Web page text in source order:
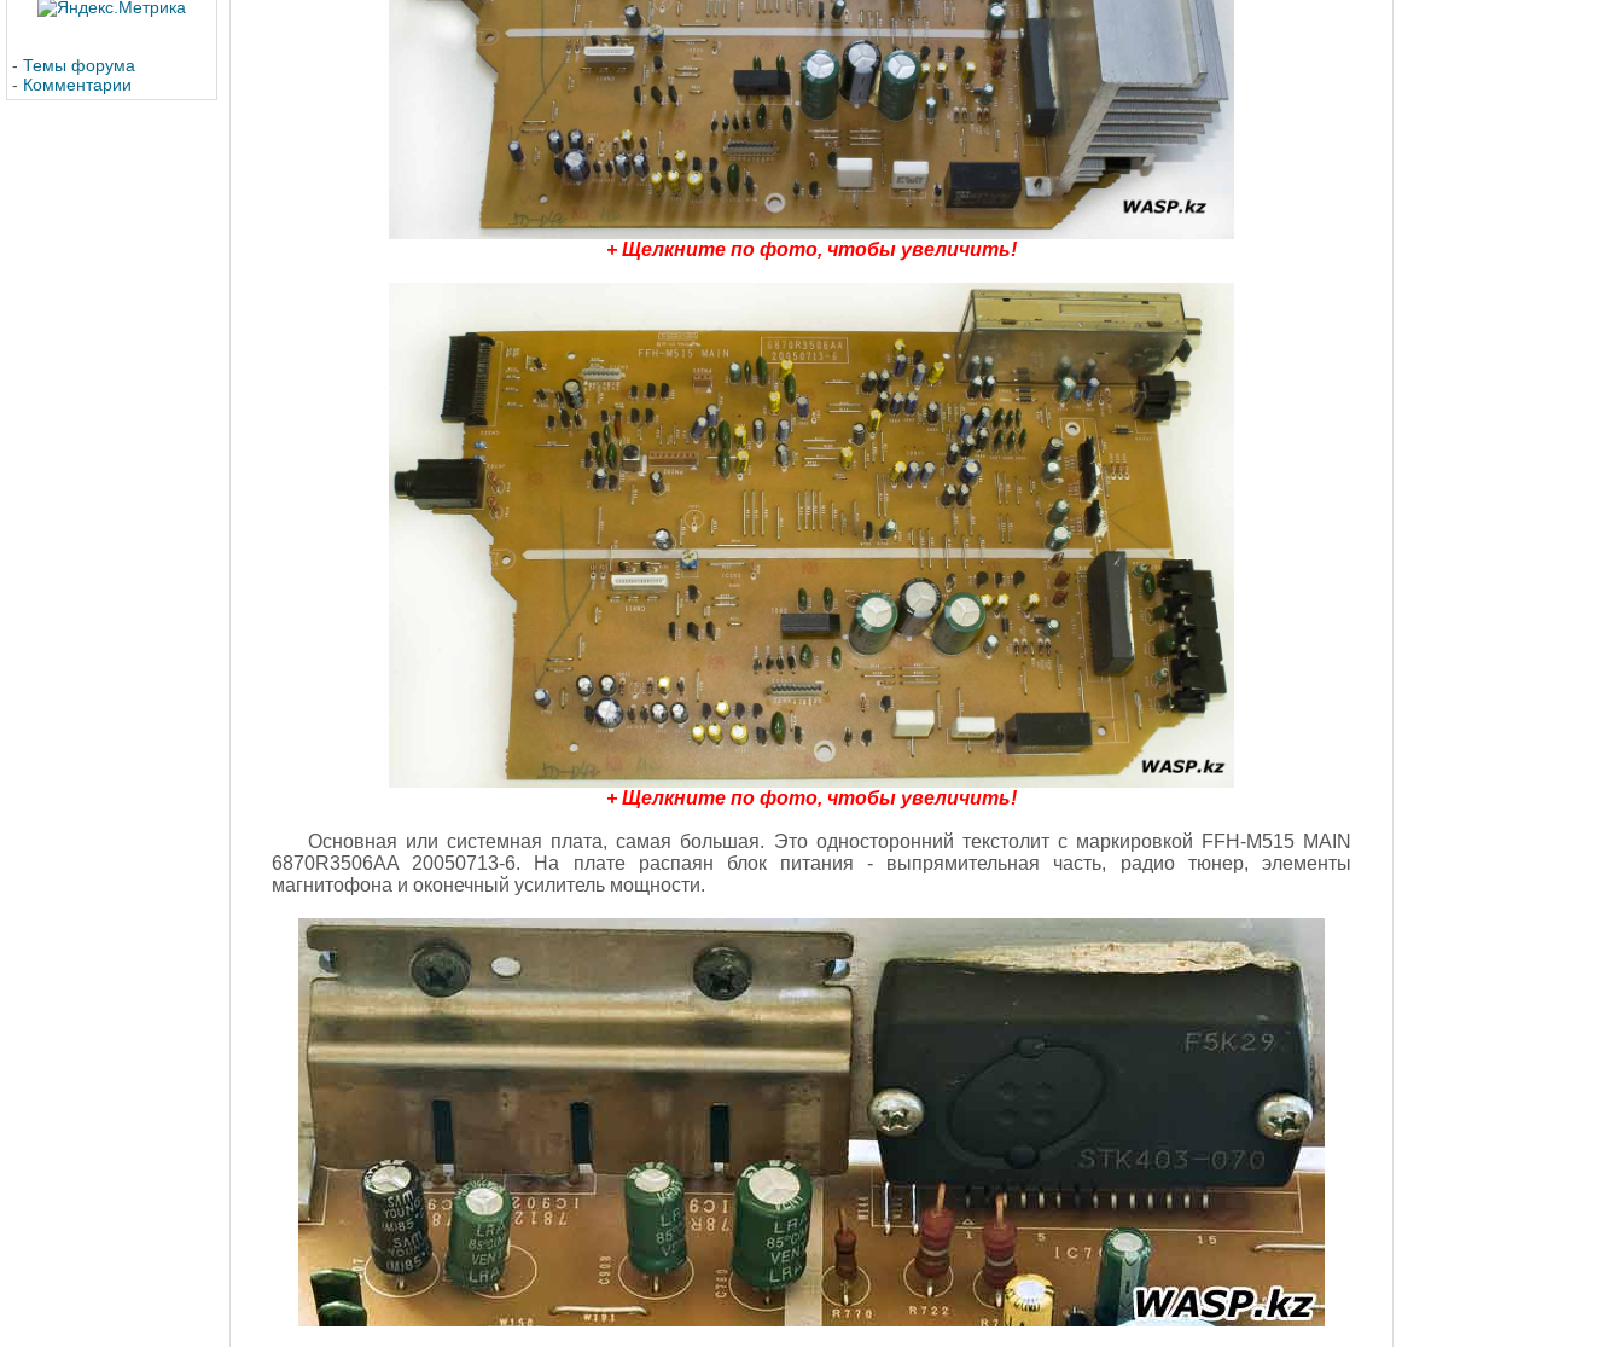
- Темы форума
- Комментарии
+ Щелкните по фото, чтобы увеличить!
+ Щелкните по фото, чтобы увеличить!
Основная или системная плата, самая большая. Это односторонний текстолит с маркировкой FFH-M515 MAIN
6870R3506AA 20050713-6. На плате распаян блок питания - выпрямительная часть, радио тюнер, элементы
магнитофона и оконечный усилитель мощности.